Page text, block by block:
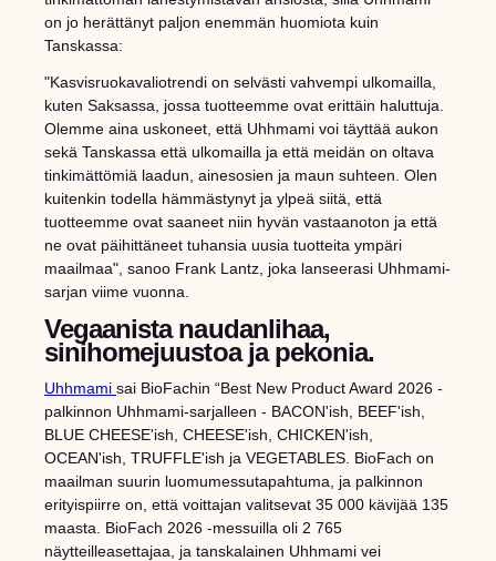
on jo herättänyt paljon enemmän huomiota kuin
Tanskassa:
"Kasvisruokavaliotrendi on selvästi vahvempi ulkomailla,
kuten Saksassa, jossa tuotteemme ovat erittäin haluttuja.
Olemme aina uskoneet, että Uhhmami voi täyttää aukon
sekä Tanskassa että ulkomailla ja että meidän on oltava
tinkimättömiä laadun, ainesosien ja maun suhteen. Olen
kuitenkin todella hämmästynyt ja ylpeä siitä, että
tuotteemme ovat saaneet niin hyvän vastaanoton ja että
ne ovat päihittäneet tuhansia uusia tuotteita ympäri
maailmaa", sanoo Frank Lantz, joka lanseerasi Uhhmami-
sarjan viime vuonna.
Vegaanista naudanlihaa,
sinihomejuustoa ja pekonia.
Uhhmami sai BioFachin “Best New Product Award 2026 -
palkinnon Uhhmami-sarjalleen - BACON'ish, BEEF'ish,
BLUE CHEESE'ish, CHEESE'ish, CHICKEN'ish,
OCEAN'ish, TRUFFLE'ish ja VEGETABLES. BioFach on
maailman suurin luomumessutapahtuma, ja palkinnon
erityispiirre on, että voittajan valitsevat 35 000 kävijää 135
maasta. BioFach 2026 -messuilla oli 2 765
näytteilleasettajaa, ja tanskalainen Uhhmami vei